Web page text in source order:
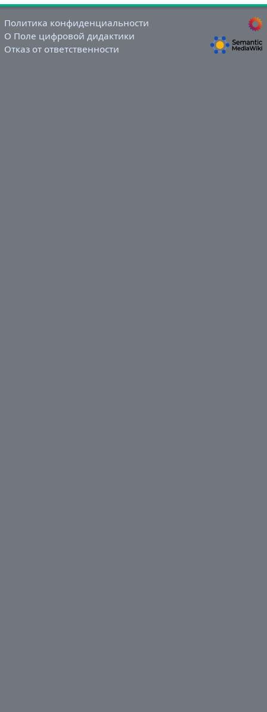
Политика конфиденциальности
О Поле цифровой дидактики
Отказ от ответственности